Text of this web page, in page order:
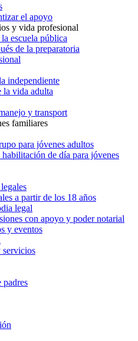
el apoyo
y vida profesional
escuela pública
de la preparatoria
independiente
la vida adulta
y transport
familiares
para jóvenes adultos
habilitación de día para jóvenes
a partir de los 18 años
legal
con apoyo y poder notarial
y eventos
servicios
padres